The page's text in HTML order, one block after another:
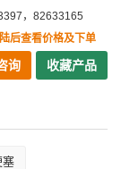
，82633165
后查看价格及下单
询 收藏产品
塞